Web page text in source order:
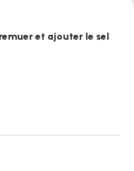
et ajouter le sel